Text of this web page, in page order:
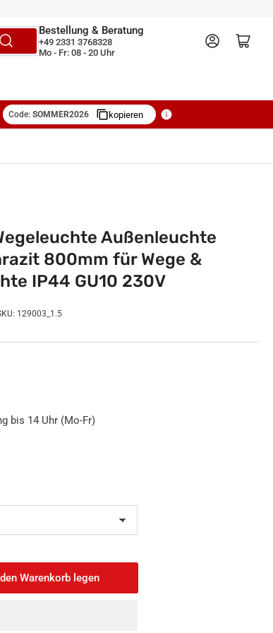
Bestellung & Beratung
+49 2331 3768328
Mo - Fr: 08 - 20 Uhr
AnmeldenMini-Warenkorb öffnen
Code: SOMMER2026 kopieren
Außenleuchte
800mm für Wege &
IP44 GU10 230V
129003_1.5
bis 14 Uhr (Mo-Fr)
Warenkorb legen